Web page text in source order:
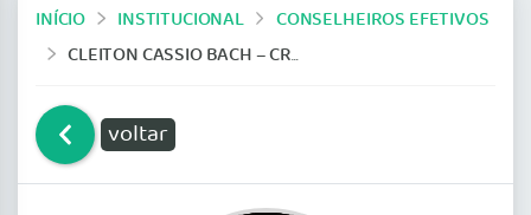
INÍCIO INSTITUCIONAL
CONSELHEIROS EFETIVOS
CLEITON CASSIO BACH – CRM 2155
voltar